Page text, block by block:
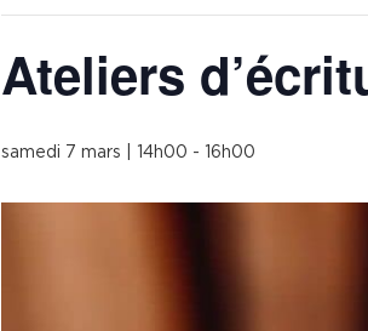
Ateliers
samedi 7 mars | 14h00 - 16h00